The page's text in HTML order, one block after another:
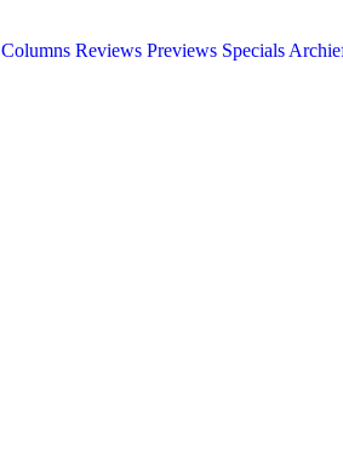
Columns Reviews Previews Specials